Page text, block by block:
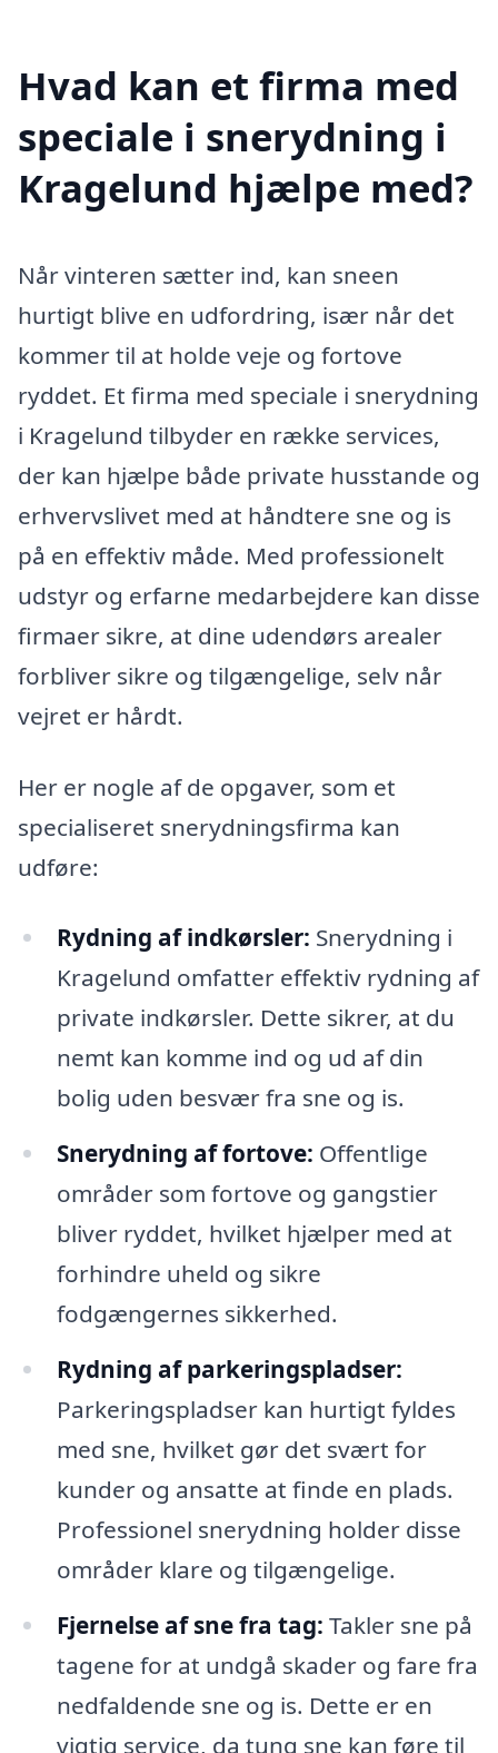
Hvad kan et firma med
speciale i snerydning i
Kragelund hjælpe med?
Når vinteren sætter ind, kan sneen
hurtigt blive en udfordring, især når det
kommer til at holde veje og fortove
ryddet. Et firma med speciale i snerydning
i Kragelund tilbyder en række services,
der kan hjælpe både private husstande og
erhvervslivet med at håndtere sne og is
på en effektiv måde. Med professionelt
udstyr og erfarne medarbejdere kan disse
firmaer sikre, at dine udendørs arealer
forbliver sikre og tilgængelige, selv når
vejret er hårdt.
Her er nogle af de opgaver, som et
specialiseret snerydningsfirma kan
udføre:
Rydning af indkørsler: Snerydning i
Kragelund omfatter effektiv rydning af
private indkørsler. Dette sikrer, at du
nemt kan komme ind og ud af din
bolig uden besvær fra sne og is.
Snerydning af fortove: Offentlige
områder som fortove og gangstier
bliver ryddet, hvilket hjælper med at
forhindre uheld og sikre
fodgængernes sikkerhed.
Rydning af parkeringspladser:
Parkeringspladser kan hurtigt fyldes
med sne, hvilket gør det svært for
kunder og ansatte at finde en plads.
Professionel snerydning holder disse
områder klare og tilgængelige.
Fjernelse af sne fra tag: Takler sne på
tagene for at undgå skader og fare fra
nedfaldende sne og is. Dette er en
vigtig service, da tung sne kan føre til